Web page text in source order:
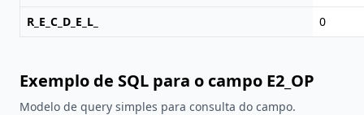
R_E_C_D_E_L_
0
Exemplo de SQL para o campo E2_OP
Modelo de query simples para consulta do campo.